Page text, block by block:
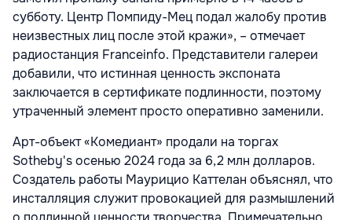
субботу. Центр Помпиду-Мец подал жалобу против
неизвестных лиц после этой кражи», – отмечает
радиостанция Franceinfo. Представители галереи
добавили, что истинная ценность экспоната
заключается в сертификате подлинности, поэтому
утраченный элемент просто оперативно заменили.
Арт-объект «Комедиант» продали на торгах
Sotheby's осенью 2024 года за 6,2 млн долларов.
Создатель работы Маурицио Каттелан объяснял, что
инсталляция служит провокацией для размышлений